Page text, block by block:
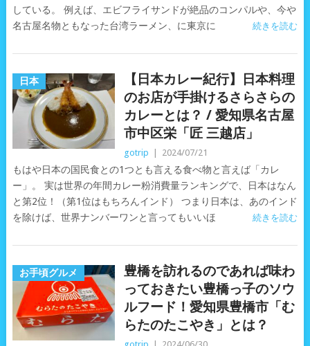
している。 例えば、エビフライサンドが絶品のコンパルや、今や
名古屋名物ともなった台湾ラーメン、に東京に
続きを読む
日本
【日本カレー紀行】日本料理
のお店が手掛けるさらさらの
カレーとは？ / 愛知県名古屋
市中区栄「匠 三越店」
gotrip 2024/07/21
もはや日本の国民食との1つとも言える食べ物と言えば「カレ
ー」。 実は世界の年間カレー粉消費量ランキングで、日本はなん
と第2位！（第1位はもちろんインド） つまり日本は、あのインド
を除けば、世界ナンバーワンと言ってもいいほ
続きを読む
お手頃グルメ
豊橋を訪れるのであれば味わ
っておきたい豊橋っ子のソウ
ルフード！愛知県豊橋市「む
らたのたこやき」とは？